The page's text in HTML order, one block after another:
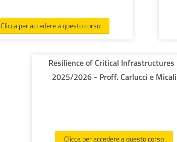
Clicca per accedere a questo corso
Resilience of Critical Infrastructures
2025/2026 - Proff. Carlucci e Micali
Clicca per accedere a questo corso